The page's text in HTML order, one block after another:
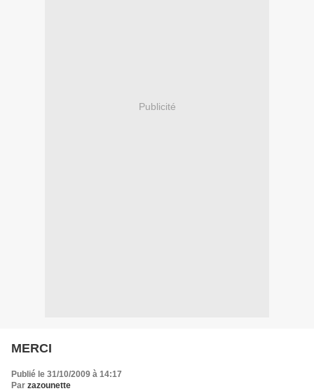
Publicité
MERCI
Publié le 31/10/2009 à 14:17
Par zazounette